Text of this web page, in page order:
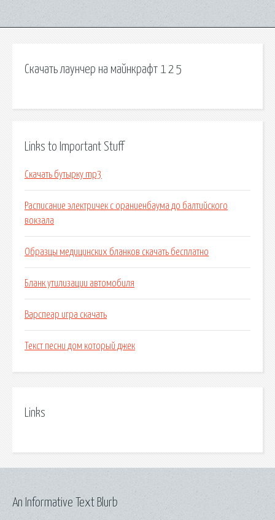
Скачать лаунчер на майнкрафт 1 2 5
Links to Important Stuff
Скачать бутырку mp3
Расписание электричек с ораниенбаума до балтийского
вокзала
Образцы медицинских бланков скачать бесплатно
Бланк утилизации автомобиля
Варспеар игра скачать
Текст песни дом который джек
Links
An Informative Text Blurb